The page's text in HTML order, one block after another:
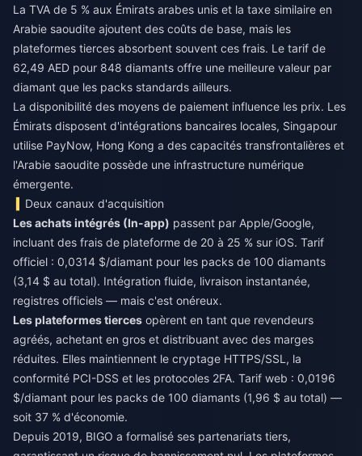
La TVA de 5 % aux Émirats arabes unis et la taxe similaire en
Arabie saoudite ajoutent des coûts de base, mais les
plateformes tierces absorbent souvent ces frais. Le tarif de
62,49 AED pour 848 diamants offre une meilleure valeur par
diamant que les packs standards ailleurs.
La disponibilité des moyens de paiement influence les prix. Les
Émirats disposent d'intégrations bancaires locales, Singapour
utilise PayNow, Hong Kong a des capacités transfrontalières et
l'Arabie saoudite possède une infrastructure numérique
émergente.
Deux canaux d'acquisition
Les achats intégrés (In-app) passent par Apple/Google,
incluant des frais de plateforme de 20 à 25 % sur iOS. Tarif
officiel : 0,0314 $/diamant pour les packs de 100 diamants
(3,14 $ au total). Intégration fluide, livraison instantanée,
registres officiels — mais c'est onéreux.
Les plateformes tierces opèrent en tant que revendeurs
agréés, achetant en gros et distribuant avec des marges
réduites. Elles maintiennent le cryptage HTTPS/SSL, la
conformité PCI-DSS et les protocoles 2FA. Tarif web : 0,0196
$/diamant pour les packs de 100 diamants (1,96 $ au total) —
soit 37 % d'économie.
Depuis 2019, BIGO a formalisé ses partenariats tiers,